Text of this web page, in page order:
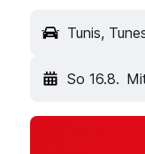
Tunis,
So 16.8.